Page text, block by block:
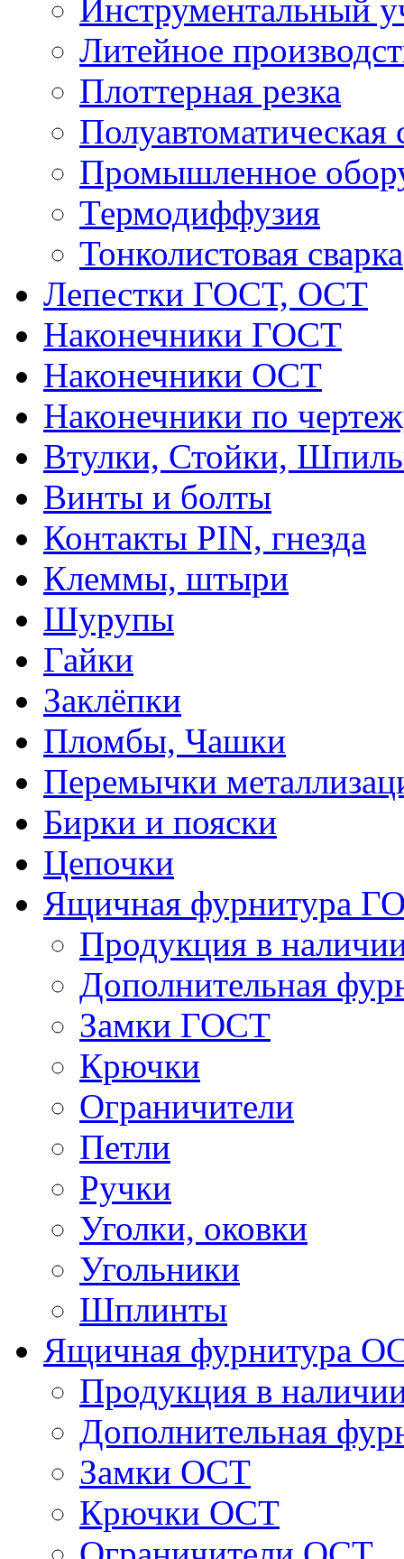
Инструментальный
Литейное
Плоттерная резка
Полуавтоматическая
Промышленное
Термодиффузия
Тонколистовая сварка
Лепестки ГОСТ, ОСТ
Наконечники ГОСТ
Наконечники ОСТ
Наконечники по
Втулки, Стойки,
Винты и болты
Контакты PIN, гнезда
Клеммы, штыри
Шурупы
Гайки
Заклёпки
Пломбы, Чашки
Перемычки
Бирки и пояски
Цепочки
Ящичная фурнитура
Продукция в
Дополнительная
Замки ГОСТ
Крючки
Ограничители
Петли
Ручки
Уголки, оковки
Угольники
Шплинты
Ящичная фурнитура
Продукция в
Дополнительная
Замки ОСТ
Крючки ОСТ